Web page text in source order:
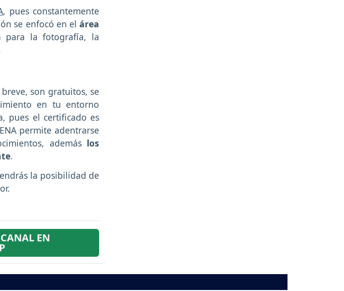
, pues constantemente
se enfocó en el área
para la fotografía, la
son gratuitos, se
en tu entorno
pues el certificado es
permite adentrarse
además los
.
la posibilidad de
EN